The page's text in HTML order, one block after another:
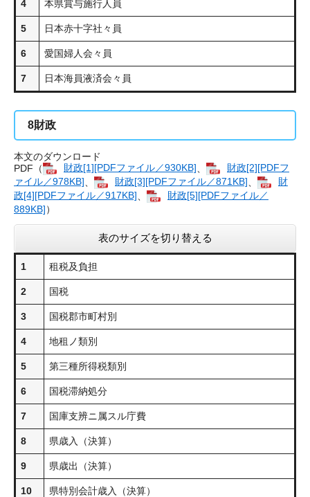
4 本県賞与施行人員
5 日本赤十字社々員
6 愛国婦人会々員
7 日本海員液済会々員
8財政
本文のダウンロード
PDF（
財政[1][PDFファイル／930KB]
財政[2][PDFフ
ァイル／978KB]
財政[3][PDFファイル／871KB]
財
政[4][PDFファイル／917KB]
財政[5][PDFファイル／
889KB]）
表のサイズを切り替える
1 租税及負担
2 国税
3 国税郡市町村別
4 地租ノ類別
5 第三種所得税類別
6 国税滞納処分
7 国庫支辨ニ属スル庁費
8 県歳入（決算）
9 県歳出（決算）
10 県特別会計歳入（決算）